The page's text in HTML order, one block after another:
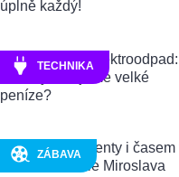
TECHNIKA
ZÁBAVA